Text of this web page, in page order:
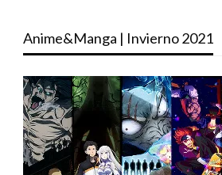
Anime&Manga | Invierno 2021